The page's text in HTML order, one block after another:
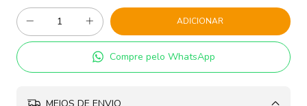
Compre pelo WhatsApp